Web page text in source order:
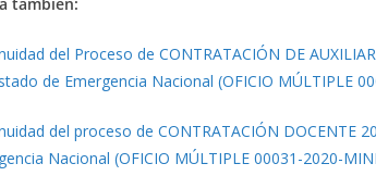
del Proceso de CONTRATACIÓN DE
de Emergencia Nacional (OFICIO MÚLTIPLE
del proceso de CONTRATACIÓN DOCENTE
Nacional (OFICIO MÚLTIPLE 00031-2020-